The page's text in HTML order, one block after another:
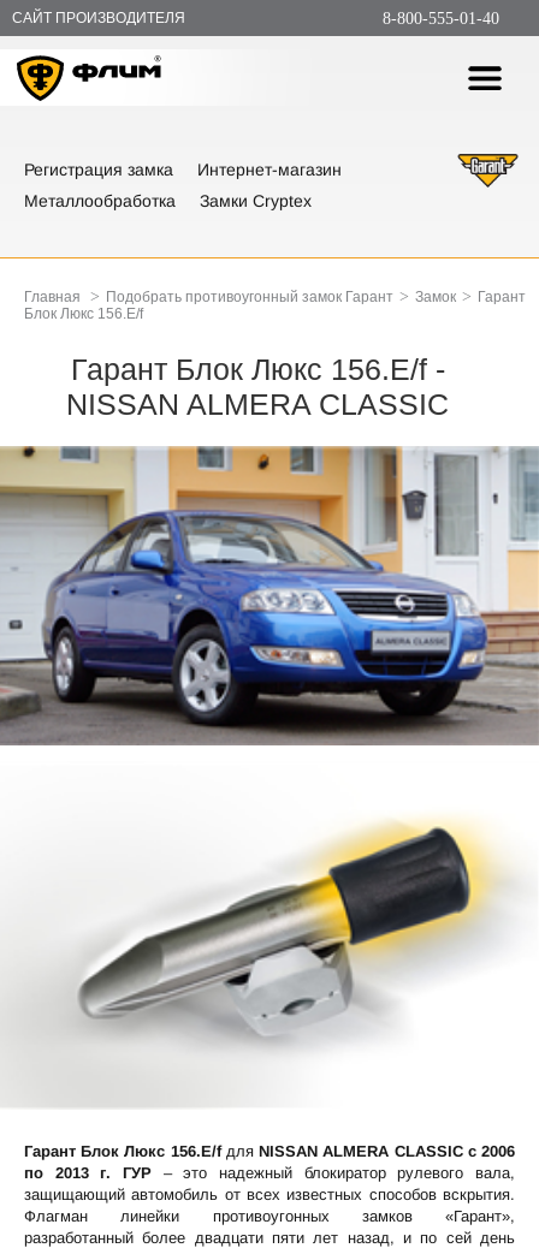
САЙТ ПРОИЗВОДИТЕЛЯ 8-800-555-01-40
Регистрация замка
Интернет-магазин
Металлообработка
Замки Cryptex
Главная > Подобрать противоугонный замок Гарант > Замок > Гарант
Блок Люкс 156.E/f
Гарант Блок Люкс 156.E/f -
NISSAN ALMERA CLASSIC
Гарант Блок Люкс 156.E/f дляNISSAN ALMERA CLASSIC c 2006
по 2013 г. ГУР – это надежный блокиратор рулевого вала,
защищающий автомобиль от всех известных способов вскрытия.
Флагман линейки противоугонных замков «Гарант»,
разработанный более двадцати пяти лет назад, и по сей день